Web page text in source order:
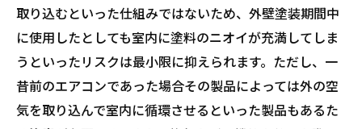
取り込むといった仕組みではないため、外壁塗装期間中
に使用したとしても室内に塗料のニオイが充満してしま
うといったリスクは最小限に抑えられます。ただし、一
昔前のエアコンであった場合その製品によっては外の空
気を取り込んで室内に循環させるといった製品もあるた